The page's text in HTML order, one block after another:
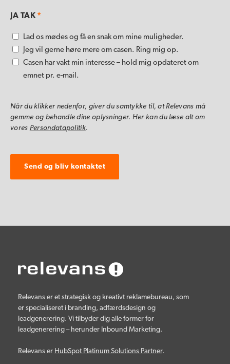
JA TAK *
Lad os mødes og få en snak om mine muligheder.
Jeg vil gerne høre mere om casen. Ring mig op.
Casen har vakt min interesse – hold mig opdateret om
emnet pr. e-mail.
Når du klikker nedenfor, giver du samtykke til, at Relevans må
gemme og behandle dine oplysninger. Her kan du læse alt om
vores Persondatapolitik.
Relevans er et strategisk og kreativt reklamebureau, som
er specialiseret i branding, adfærdsdesign og
leadgenerering. Vi tilbyder dig alle former for
leadgenerering – herunder Inbound Marketing.
Relevans er HubSpot Platinum Solutions Partner.